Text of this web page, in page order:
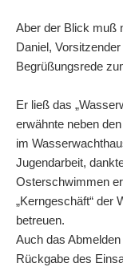
Aber der Blick muß
Daniel,
Begrüßungsrede
Er ließ das
erwähnte neben
im
Jugendarbeit,
Osterschwimmen
„Kerngeschäft“ der
betreuen.
Auch das
Rückgabe des